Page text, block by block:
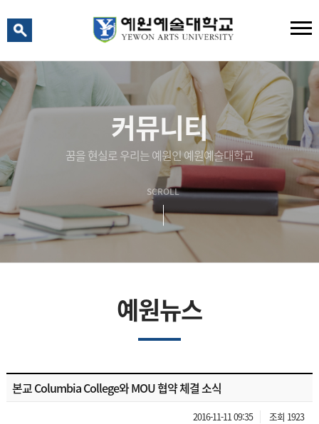
커뮤니티
꿈을 현실로 우리는 예원인 예원예술대학교
SCROLL
예원뉴스
본교 Columbia College와 MOU 협약 체결 소식
2016-11-11 09:35 조회 1923
예원예술대학교 AI 상담